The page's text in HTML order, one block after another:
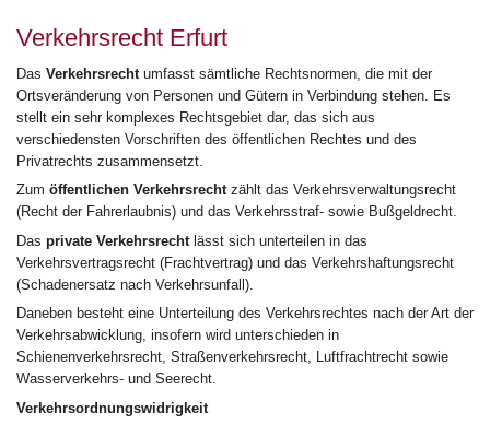
Verkehrsrecht Erfurt
Das Verkehrsrecht umfasst sämtliche Rechtsnormen, die mit der
Ortsveränderung von Personen und Gütern in Verbindung stehen. Es
stellt ein sehr komplexes Rechtsgebiet dar, das sich aus
verschiedensten Vorschriften des öffentlichen Rechtes und des
Privatrechts zusammensetzt.
Zum öffentlichen Verkehrsrechtzählt das Verkehrsverwaltungsrecht
(Recht der Fahrerlaubnis) und das Verkehrsstraf- sowie Bußgeldrecht.
Das private Verkehrsrecht lässt sich unterteilen in das
Verkehrsvertragsrecht (Frachtvertrag) und das Verkehrshaftungsrecht
(Schadenersatz nach Verkehrsunfall).
Daneben besteht eine Unterteilung des Verkehrsrechtes nach der Art der
Verkehrsabwicklung, insofern wird unterschieden in
Schienenverkehrsrecht, Straßenverkehrsrecht, Luftfrachtrecht sowie
Wasserverkehrs- und Seerecht.
Verkehrsordnungswidrigkeit